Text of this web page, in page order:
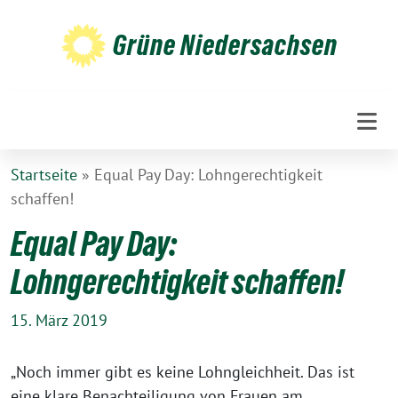
Grüne Niedersachsen
Startseite » Equal Pay Day: Lohngerechtigkeit
schaffen!
Equal Pay Day:
Lohngerechtigkeit schaffen!
15. März 2019
„Noch immer gibt es keine Lohngleichheit. Das ist